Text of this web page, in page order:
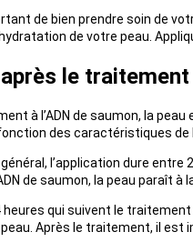
de bien prendre soin de
de votre peau.
le traitement
à l’ADN de saumon, la
des caractéristiques de
l’application dure
de saumon, la peau paraît
heures qui suivent le
Après le traitement, il est